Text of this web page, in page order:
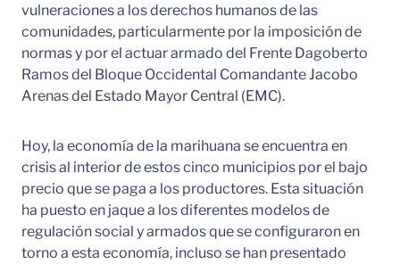
vulneraciones a los derechos humanos de las
comunidades, particularmente por la imposición de
normas y por el actuar armado del Frente Dagoberto
Ramos del Bloque Occidental Comandante Jacobo
Arenas del Estado Mayor Central (EMC).
Hoy, la economía de la marihuana se encuentra en
crisis al interior de estos cinco municipios por el bajo
precio que se paga a los productores. Esta situación
ha puesto en jaque a los diferentes modelos de
regulación social y armados que se configuraron en
torno a esta economía, incluso se han presentado